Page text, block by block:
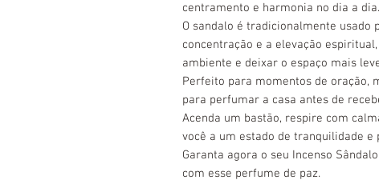
centramento e harmonia no dia a dia.
O sandalo é tradicionalmente usado
concentração e a elevação
ambiente e deixar o espaço mais
Perfeito para momentos de oração,
para perfumar a casa antes de
Acenda um bastão, respire com
você a um estado de tranquilidade e
Garanta agora o seu Incenso
com esse perfume de paz.